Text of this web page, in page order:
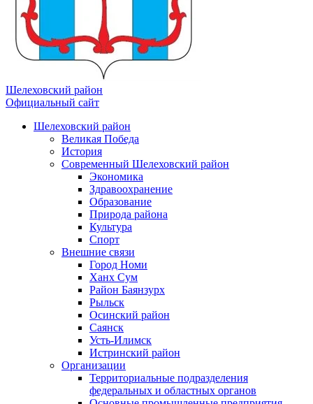
Шелеховский район
Официальный сайт
Шелеховский район
Великая Победа
История
Современный Шелеховский район
Экономика
Здравоохранение
Образование
Природа района
Культура
Спорт
Внешние связи
Город Номи
Ханх Сум
Район Баянзурх
Рыльск
Осинский район
Саянск
Усть-Илимск
Истринский район
Организации
Территориальные подразделения
федеральных и областных органов